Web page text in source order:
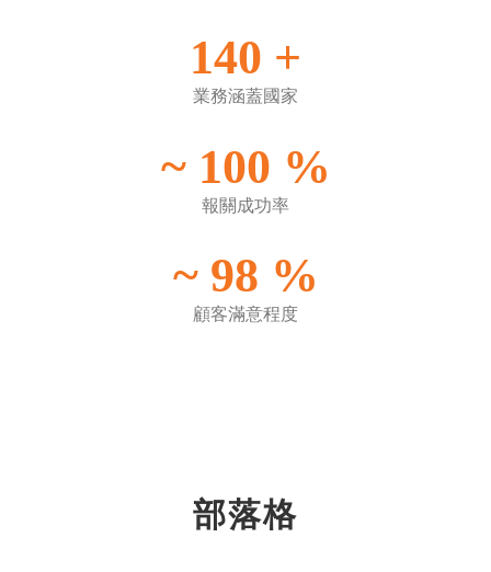
140 +
業務涵蓋國家
~ 100 %
報關成功率
~ 98 %
顧客滿意程度
部落格